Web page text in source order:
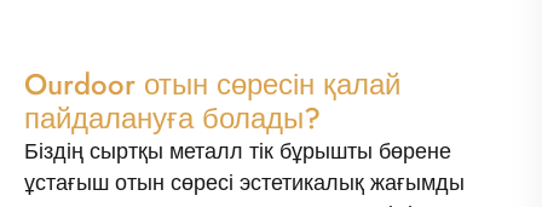
Ourdoor отын сөресін қалай
пайдалануға болады?
Біздің сыртқы металл тік бұрышты бөрене
ұстағыш отын сөресі эстетикалық жағымды